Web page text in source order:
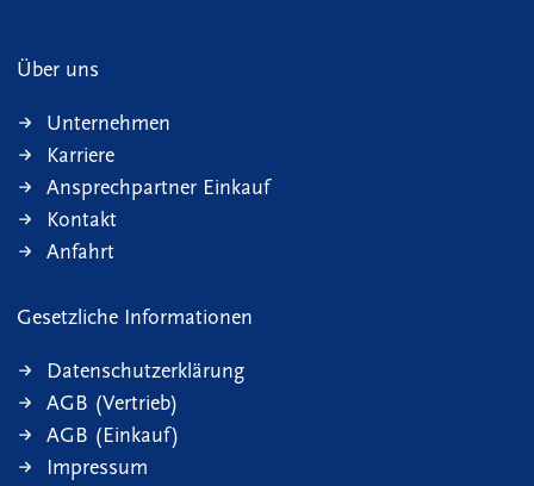
Über uns
Unternehmen
Karriere
Ansprechpartner Einkauf
Kontakt
Anfahrt
Gesetzliche Informationen
Datenschutzerklärung
AGB (Vertrieb)
AGB (Einkauf)
Impressum